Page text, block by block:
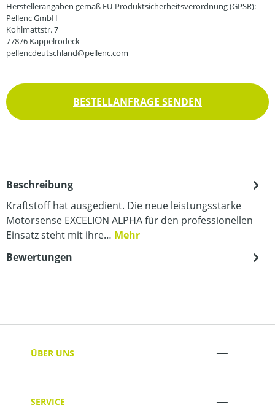
Herstellerangaben gemäß EU-Produktsicherheitsverordnung (GPSR):
Pellenc GmbH
Kohlmattstr. 7
77876 Kappelrodeck
pellencdeutschland@pellenc.com
BESTELLANFRAGE SENDEN
Beschreibung
Kraftstoff hat ausgedient. Die neue leistungsstarke
Motorsense EXCELION ALPHA für den professionellen
Einsatz steht mit ihre… Mehr
Bewertungen
ÜBER UNS
SERVICE